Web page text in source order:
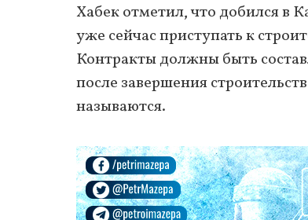
Хабек отметил, что добился в
уже сейчас приступать к
Контракты должны быть
после завершения
называются.